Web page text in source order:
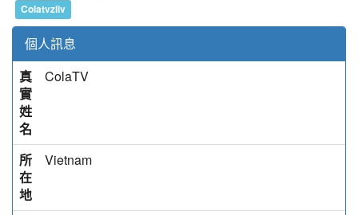
Colatvzliv
個人訊息
真
實
姓
名
ColaTV
所
在
地
Vietnam